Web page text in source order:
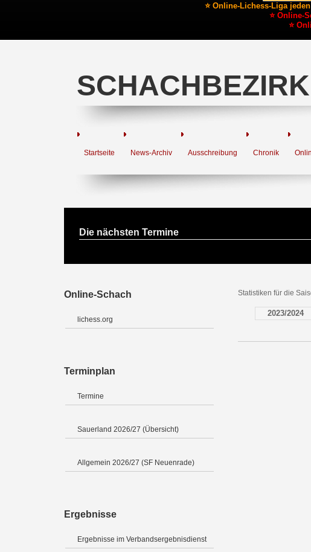
⭐ Online-Lichess-Liga
⭐ Online-
⭐
Startseite News-Archiv Ausschreibung Chronik
Die nächsten Termine
Online-Schach
lichess.org
Terminplan
Termine
Sauerland 2026/27 (Übersicht)
Allgemein 2026/27 (SF Neuenrade)
Ergebnisse
Ergebnisse im Verbandsergebnisdienst
Statistiken für die
2023/2024